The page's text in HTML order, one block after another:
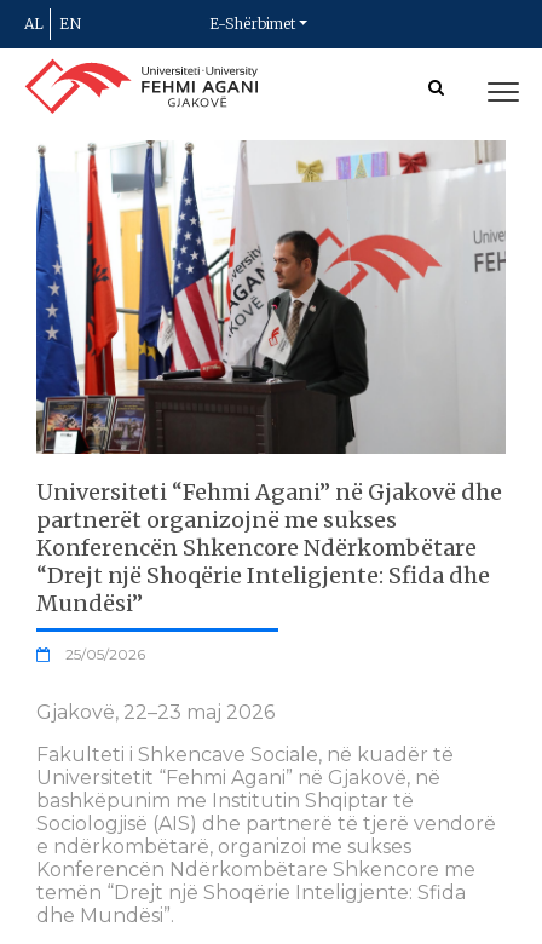
AL EN E-Shërbimet
Universiteti “Fehmi Agani” në Gjakovë dhe
partnerët organizojnë me sukses
Konferencën Shkencore Ndërkombëtare
“Drejt një Shoqërie Inteligjente: Sfida dhe
Mundësi”
25/05/2026
Gjakovë, 22–23 maj 2026
Fakulteti i Shkencave Sociale, në kuadër të
Universitetit “Fehmi Agani” në Gjakovë, në
bashkëpunim me Institutin Shqiptar të
Sociologjisë (AIS) dhe partnerë të tjerë vendorë
e ndërkombëtarë, organizoi me sukses
Konferencën Ndërkombëtare Shkencore me
temën “Drejt një Shoqërie Inteligjente: Sfida
dhe Mundësi”.